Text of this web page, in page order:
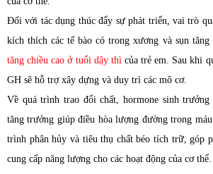
Đối với tác dụng thúc đẩy sự phát triển, vai trò
kích thích các tế bào có trong xương và sụn
tăng chiều cao ở tuổi dậy thì của trẻ em. Sau khi
GH sẽ hỗ trợ xây dựng và duy trì các mô cơ.
Về quá trình trao đổi chất, hormone sinh trưởng
tăng trưởng giúp điều hòa lượng đường trong
trình phân hủy và tiêu thụ chất béo tích trữ, góp
cung cấp năng lượng cho các hoạt động của cơ thể.